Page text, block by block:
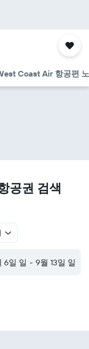
Coast Air 항공편
공권 검색
6일 일 - 9월 13일 일